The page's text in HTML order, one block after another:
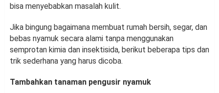
bisa menyebabkan masalah kulit.
Jika bingung bagaimana membuat rumah bersih, segar, dan
bebas nyamuk secara alami tanpa menggunakan
semprotan kimia dan insektisida, berikut beberapa tips dan
trik sederhana yang harus dicoba.
Tambahkan tanaman pengusir nyamuk